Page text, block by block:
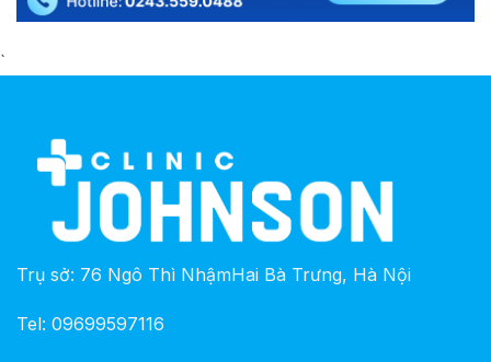
`
Trụ sở: 76 Ngô Thì NhậmHai Bà Trưng, Hà Nội
Tel: 09699597116